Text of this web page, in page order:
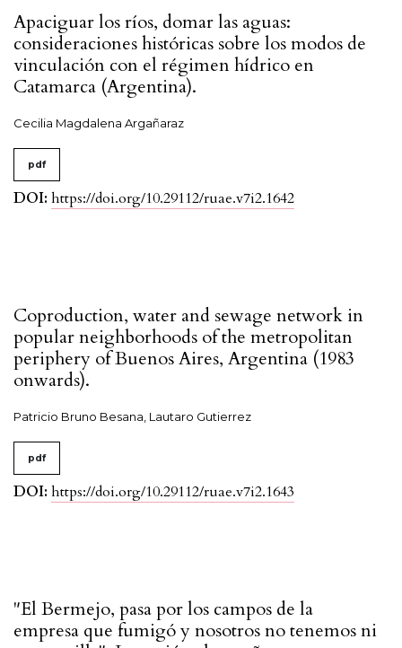
Apaciguar los ríos, domar las aguas:
consideraciones históricas sobre los modos de
vinculación con el régimen hídrico en
Catamarca (Argentina).
Cecilia Magdalena Argañaraz
pdf
DOI: https://doi.org/10.29112/ruae.v7i2.1642
Coproduction, water and sewage network in
popular neighborhoods of the metropolitan
periphery of Buenos Aires, Argentina (1983
onwards).
Patricio Bruno Besana, Lautaro Gutierrez
pdf
DOI: https://doi.org/10.29112/ruae.v7i2.1643
"El Bermejo, pasa por los campos de la
empresa que fumigó y nosotros no tenemos ni